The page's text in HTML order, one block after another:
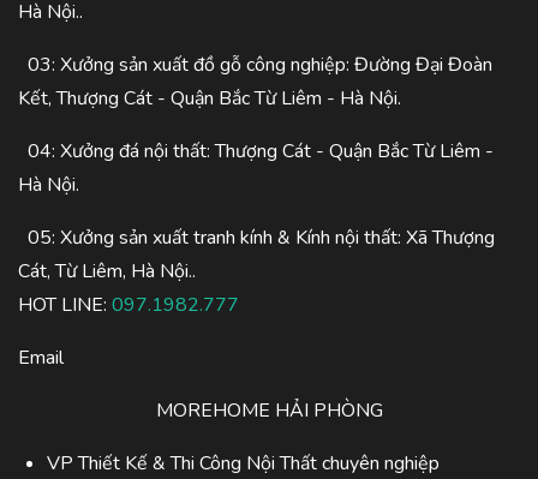
Hà Nội..
03: Xưởng sản xuất đồ gỗ công nghiệp: Đường Đại Đoàn
Kết, Thượng Cát - Quận Bắc Từ Liêm - Hà Nội.
04: Xưởng đá nội thất: Thượng Cát - Quận Bắc Từ Liêm -
Hà Nội.
05: Xưởng sản xuất tranh kính & Kính nội thất: Xã Thượng
Cát, Từ Liêm, Hà Nội..
HOT LINE: 097.1982.777
Email
MOREHOME HẢI PHÒNG
VP Thiết Kế & Thi Công Nội Thất chuyên nghiệp